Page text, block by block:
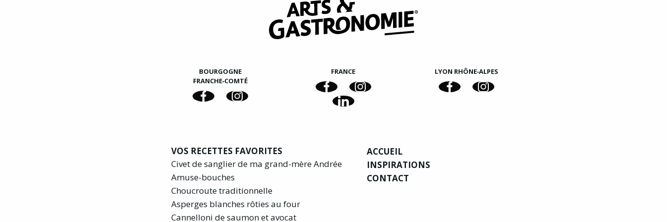
BOURGOGNE
FRANCHE‑COMTÉ
FRANCE LYON RHÔNE‑ALPES
VOS RECETTES FAVORITES
Civet de sanglier de ma grand-mère Andrée
Amuse-bouches
Choucroute traditionnelle
Asperges blanches rôties au four
Cannelloni de saumon et avocat
ACCUEIL
INSPIRATIONS
CONTACT